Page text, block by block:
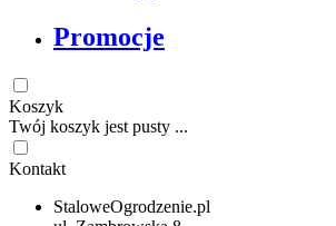
Promocje
Koszyk
Twój koszyk jest pusty ...
Kontakt
StaloweOgrodzenie.pl